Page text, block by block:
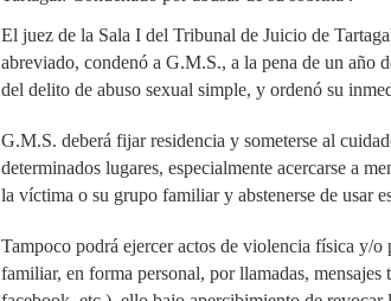
El juez de la Sala I del Tribunal de Juicio de
abreviado, condenó a G.M.S., a la pena de un año
del delito de abuso sexual simple, y ordenó su
G.M.S. deberá fijar residencia y someterse al
determinados lugares, especialmente acercarse a
la víctima o su grupo familiar y abstenerse de usar
Tampoco podrá ejercer actos de violencia física y/
familiar, en forma personal, por llamadas,